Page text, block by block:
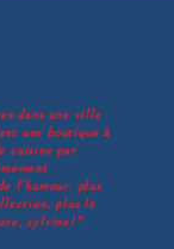
dans une ville
une boutique à
cuisine par
l’humour. plus
plus le
sylvine!